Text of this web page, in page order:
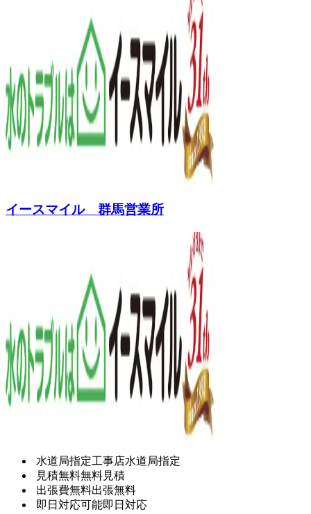
イースマイル 群馬営業所
水道局指定工事店水道局指定
見積無料無料見積
出張費無料出張無料
即日対応可能即日対応